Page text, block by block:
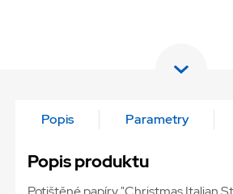
Popis Parametry
Popis produktu